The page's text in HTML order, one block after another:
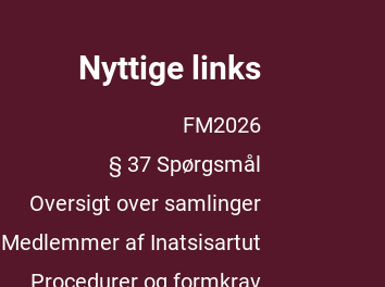
Nyttige links
FM2026
§ 37 Spørgsmål
Oversigt over samlinger
Medlemmer af Inatsisartut
Procedurer og formkrav